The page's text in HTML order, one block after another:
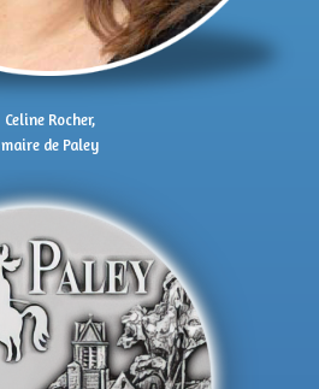
Celine Rocher,
maire de Paley